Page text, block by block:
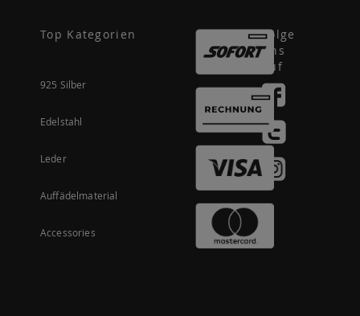
Top Kategorien
925 Silber
Edelstahl
Leder
Auffädelmaterial
Accessories
Folge
uns
auf